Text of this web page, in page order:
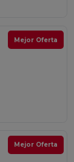
Mejor Oferta
Mejor Oferta